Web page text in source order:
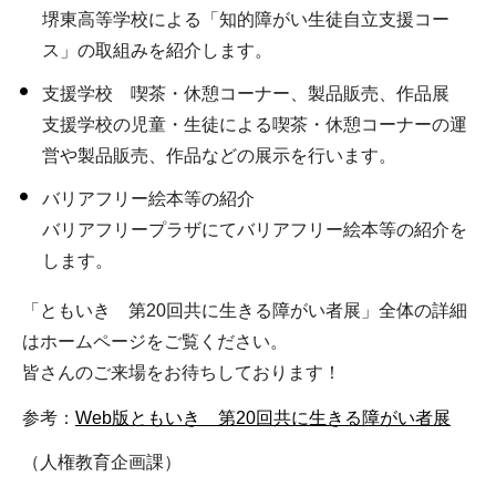
堺東高等学校による「知的障がい生徒自立支援コー
ス」の取組みを紹介します。
支援学校 喫茶・休憩コーナー、製品販売、作品展
支援学校の児童・生徒による喫茶・休憩コーナーの運
営や製品販売、作品などの展示を行います。
バリアフリー絵本等の紹介
バリアフリープラザにてバリアフリー絵本等の紹介を
します。
「ともいき 第20回共に生きる障がい者展」全体の詳細
はホームページをご覧ください。
皆さんのご来場をお待ちしております！
参考： Web版ともいき 第20回共に生きる障がい者展
（人権教育企画課）